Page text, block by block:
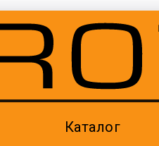
Каталог